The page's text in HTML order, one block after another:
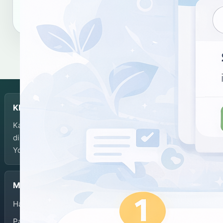
KBJI
Kamus Bahasa Jawa-Indonesia dikembangkan dan
dikelola oleh Balai Bahasa Provinsi Daerah Istimewa
Yogyakarta.
Menu
Halaman Depan